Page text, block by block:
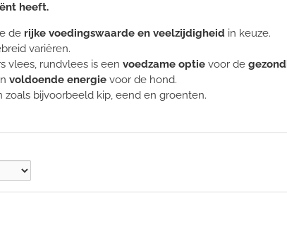
heeft.
de rijke voedingswaarde en veelzijdigheid in keuze.
variëren.
vlees, rundvlees is een voedzame optie voor de
voldoende energie voor de hond.
bijvoorbeeld kip, eend en groenten.